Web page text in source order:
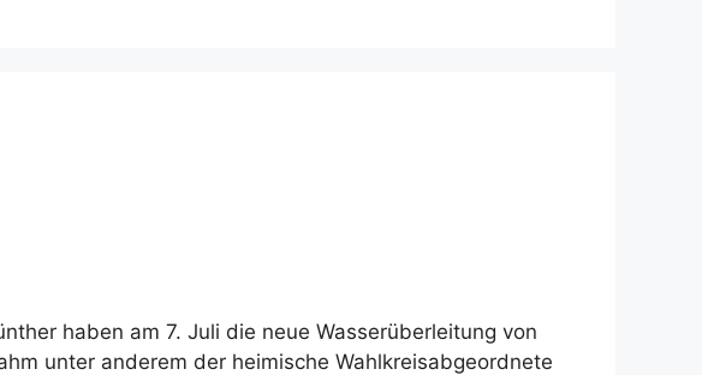
haben am 7. Juli die neue Wasserüberleitung von
unter anderem der heimische Wahlkreisabgeordnete